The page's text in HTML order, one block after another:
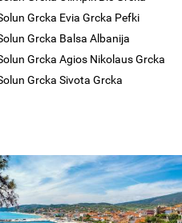
Grcka Evia Grcka Pefki
Grcka Balsa Albanija
Grcka Agios Nikolaus Grcka
Grcka Sivota Grcka